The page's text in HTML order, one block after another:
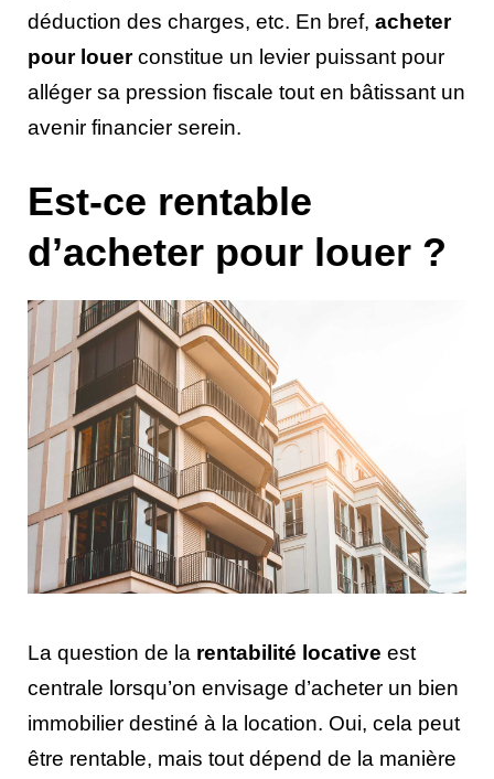
déduction des charges, etc. En bref, acheter
pour louerconstitue un levier puissant pour
alléger sa pression fiscale tout en bâtissant un
avenir financier serein.
Est-ce rentable
d’acheter pour louer ?
La question de la rentabilité locative est
centrale lorsqu’on envisage d’acheter un bien
immobilier destiné à la location. Oui, cela peut
être rentable, mais tout dépend de la manière